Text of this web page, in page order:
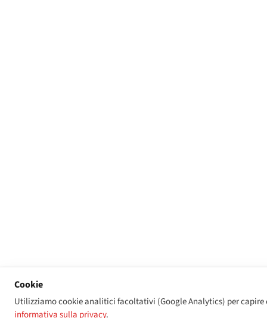
Cookie
Utilizziamo cookie analitici facoltativi (Google Analytics) per
informativa sulla privacy.